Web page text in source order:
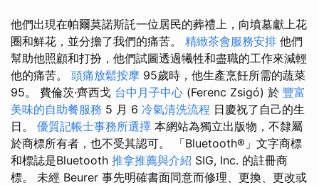
他們出現在帕爾莫諾斯託一位居民的葬禮上，向墳墓獻上花
圈和鮮花，並分擔了我們的痛苦。 精緻茶會服務安排 他們
幫助他照顧和打扮，他們試圖透過犧牲和盡職的工作來減輕
他的痛苦。 頭痛放鬆按摩 95歲時，他生產烹飪所需的蔬菜
95。 費倫茨·齊西戈 台中月子中心 (Ferenc Zsigó) 於 豐富
美味的自助餐服務 5 月 6 冷氣清洗流程 日慶祝了自己的生
日。 優質記帳士事務所選擇 本網站為獨立出版物，不隸屬
於商標所有者，也不受其認可。 「Bluetooth®」文字商標
和標誌是Bluetooth 推拿推薦與介紹 SIG, Inc. 的註冊商
標。 未經 Beurer 事先明確書面同意而修理、更換、更改或